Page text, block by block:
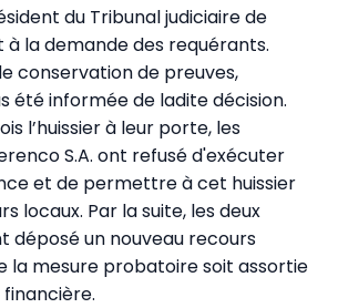
du Tribunal judiciaire de
à la demande des requérants.
conservation de preuves,
été informée de ladite décision.
l’huissier à leur porte, les
S.A. ont refusé d'exécuter
et de permettre à cet huissier
locaux. Par la suite, les deux
déposé un nouveau recours
la mesure probatoire soit assortie